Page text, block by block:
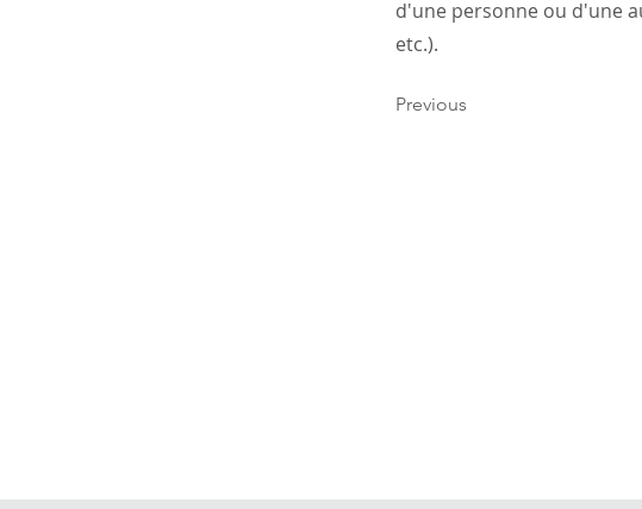
d'une personne ou d'une
etc.).
Previous